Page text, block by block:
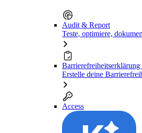
Audit & Report
Teste, optimiere,
Barrierefreiheitserklärung
Erstelle deine
Access